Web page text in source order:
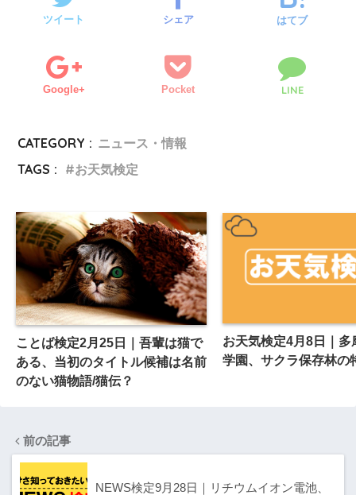
ツイート シェア はてブ
Google+ Pocket LINE
CATEGORY : ニュース・情報
TAGS :
お天気検定
ことば検定2月25日｜吾輩は猫で
ある、当初のタイトル候補は名前
のない猫物語/猫伝？
お天気検定4月8日｜多
学園、サクラ保存林の
前の記事
NEWS検定9月28日｜リチウムイオン電池、